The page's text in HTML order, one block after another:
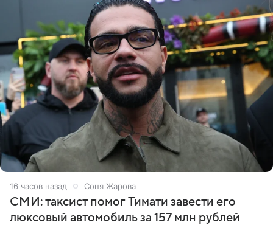
16 часов назад Соня Жарова
СМИ: таксист помог Тимати завести его
люксовый автомобиль за 157 млн рублей